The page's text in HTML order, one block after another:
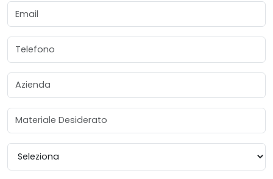
Email
Telefono
Azienda
Materiale Desiderato
Provincia